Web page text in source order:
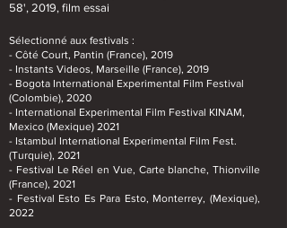
58', 2019, film essai
Sélectionné aux festivals :
- Côté Court, Pantin (France), 2019
- Instants Videos, Marseille (France), 2019
- Bogota International Experimental Film Festival
(Colombie), 2020
- International Experimental Film Festival KINAM,
Mexico (Mexique) 2021
- Istambul International Experimental Film Fest.
(Turquie), 2021
- Festival Le Réel en Vue, Carte blanche, Thionville
(France), 2021
- Festival Esto Es Para Esto, Monterrey, (Mexique),
2022